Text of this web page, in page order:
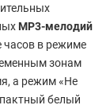
MP3-мелодий
часов в режиме
зонам
а режим «Не
белый